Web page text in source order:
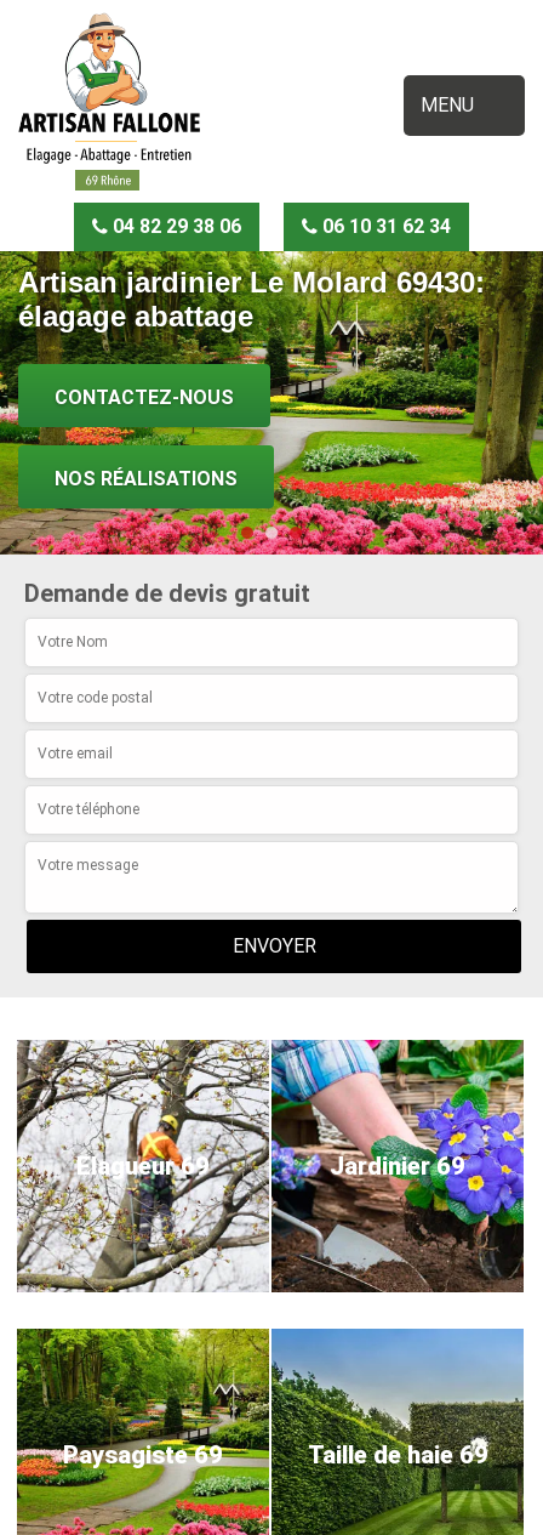
MENU
04 82 29 38 06 06 10 31 62 34
Artisan jardinier Le Molard 69430:
élagage abattage
CONTACTEZ-NOUS
NOS RÉALISATIONS
Demande de devis gratuit
Elagueur 69 Jardinier 69
Paysagiste 69 Taille de haie 69